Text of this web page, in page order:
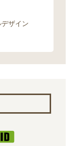
ザイン